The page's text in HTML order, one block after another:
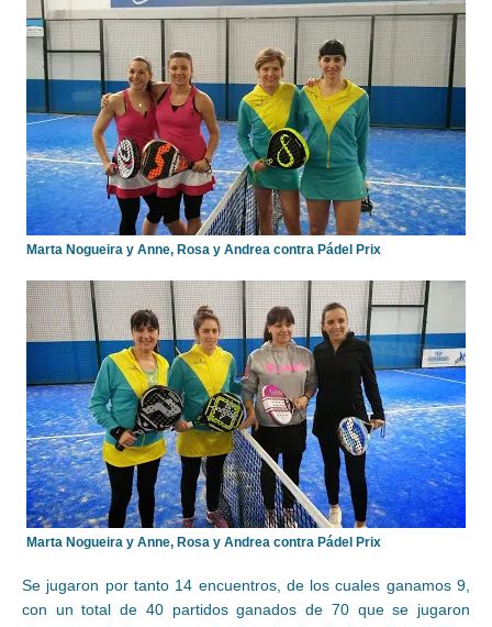
Marta Nogueira y Anne, Rosa y Andrea contra Pádel Prix
Marta Nogueira y Anne, Rosa y Andrea contra Pádel Prix
Se jugaron por tanto 14 encuentros, de los cuales ganamos 9,
con un total de 40 partidos ganados de 70 que se jugaron